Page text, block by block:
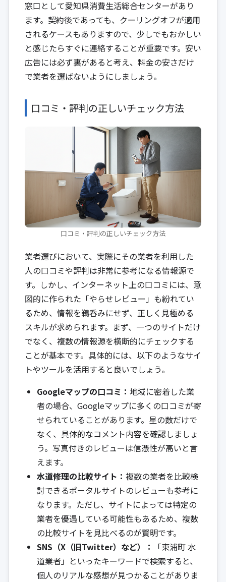
窓口として愛知県消費生活総合センターがあり
ます。契約後であっても、クーリングオフが適用
されるケースもありますので、少しでもおかしい
と感じたらすぐに連絡することが重要です。安い
広告には必ず裏があると考え、料金の安さだけ
で業者を選ばないようにしましょう。
口コミ・評判の正しいチェック方法
口コミ・評判の正しいチェック方法
業者選びにおいて、実際にその業者を利用した
人の口コミや評判は非常に参考になる情報源で
す。しかし、インターネット上の口コミには、意
図的に作られた「やらせレビュー」も紛れてい
るため、情報を鵜呑みにせず、正しく見極める
スキルが求められます。まず、一つのサイトだけ
でなく、複数の情報源を横断的にチェックする
ことが基本です。具体的には、以下のようなサイ
トやツールを活用すると良いでしょう。
Googleマップの口コミ： 地域に密着した業
者の場合、Googleマップに多くの口コミが寄
せられていることがあります。星の数だけで
なく、具体的なコメント内容を確認しましょ
う。写真付きのレビューは信憑性が高いと言
えます。
水道修理の比較サイト： 複数の業者を比較検
討できるポータルサイトのレビューも参考に
なります。ただし、サイトによっては特定の
業者を優遇している可能性もあるため、複数
の比較サイトを見比べるのが賢明です。
SNS（X（旧Twitter）など）：
「東浦町 水
道業者」といったキーワードで検索すると、
個人のリアルな感想が見つかることがありま